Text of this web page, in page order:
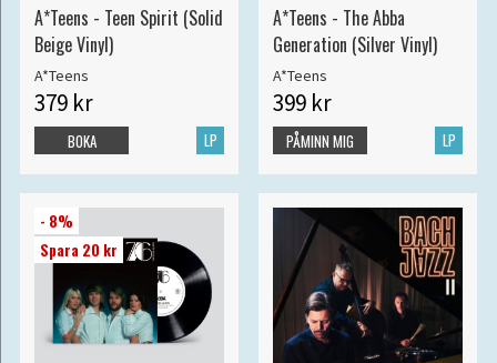
A*Teens - Teen Spirit (Solid
Beige Vinyl)
A*Teens
379 kr
LP
BOKA
A*Teens - The Abba
Generation (Silver Vinyl)
A*Teens
399 kr
LP
PÅMINN MIG
- 8%
Spara 20 kr